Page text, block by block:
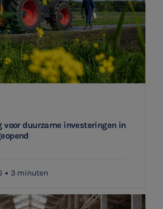
voor duurzame investeringen in
3 minuten